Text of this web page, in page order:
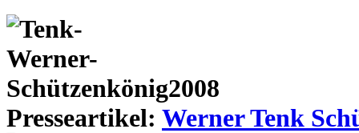
Presseartikel: Werner Tenk